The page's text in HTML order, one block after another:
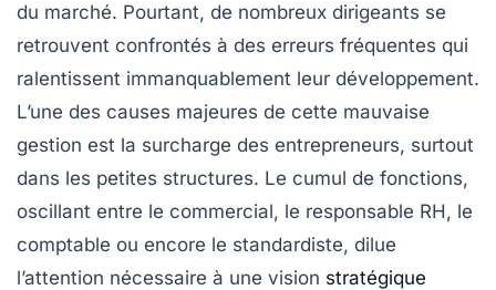
du marché. Pourtant, de nombreux dirigeants se
retrouvent confrontés à des erreurs fréquentes qui
ralentissent immanquablement leur développement.
L’une des causes majeures de cette mauvaise
gestion est la surcharge des entrepreneurs, surtout
dans les petites structures. Le cumul de fonctions,
oscillant entre le commercial, le responsable RH, le
comptable ou encore le standardiste, dilue
l’attention nécessaire à une vision stratégique